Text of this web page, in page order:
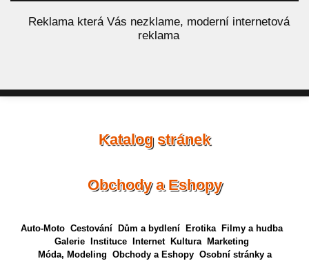
Reklama která Vás nezklame, moderní internetová
reklama
Katalog stránek
Obchody a Eshopy
Auto-Moto Cestování Dům a bydlení Erotika
Filmy a hudba
Galerie
Instituce Internet Kultura
Marketing
Móda, Modeling Obchody a Eshopy Osobní stránky a